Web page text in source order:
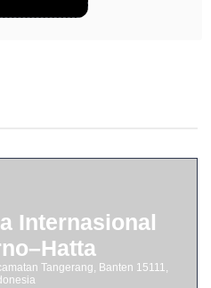
Internasional
Tangerang, Banten 15111,